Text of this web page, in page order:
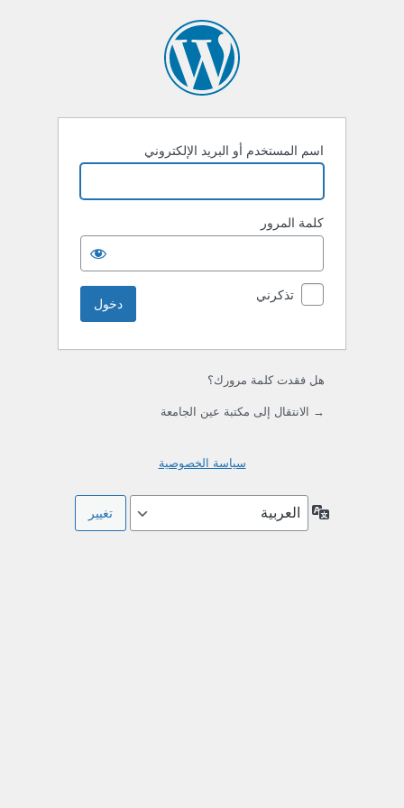
اسم المستخدم أو البريد الإلكتروني
كلمة المرور
تذكرني
هل فقدت كلمة مرورك؟
→ الانتقال إلى مكتبة عين الجامعة
سياسة الخصوصية
اللغة